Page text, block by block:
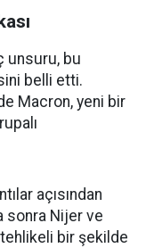
unsuru, bu
belli etti.
Macron, yeni bir
açısından
sonra Nijer ve
bir şekilde